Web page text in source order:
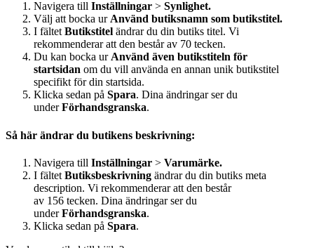
Navigera till Inställningar > Synlighet.
Välj att bocka urAnvänd butiksnamn som butikstitel.
I fältetButikstitel ändrar du din butiks titel. Vi
rekommenderar att den består av 70 tecken.
Du kan bocka urAnvänd även butikstiteln för
startsidan om du vill använda en annan unik butikstitel
specifikt för din startsida.
Klicka sedan på Spara. Dina ändringar ser du
underFörhandsgranska.
Så här ändrar du butikens beskrivning:
Navigera till Inställningar > Varumärke.
I fältet Butiksbeskrivning ändrar du din butiks meta
description. Vi rekommenderar att den består
av 156 tecken. Dina ändringar ser du
underFörhandsgranska.
Klicka sedan på Spara.